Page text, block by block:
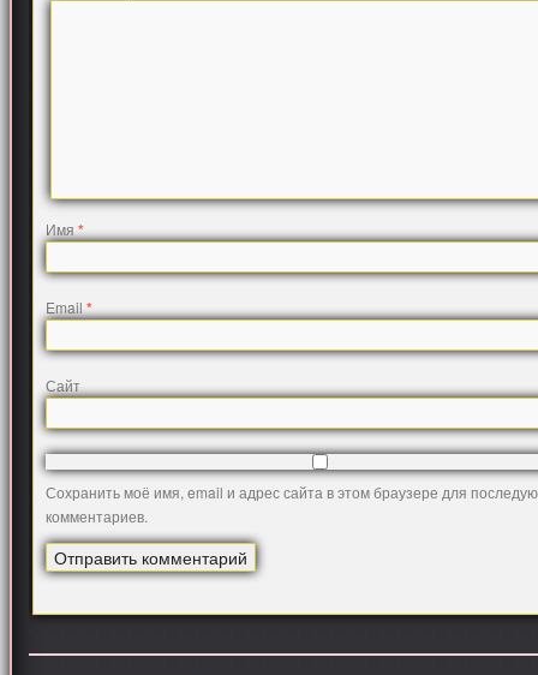
Имя*
Email*
Сайт
Сохранить моё имя, email и адрес сайта в этом браузере для
комментариев.